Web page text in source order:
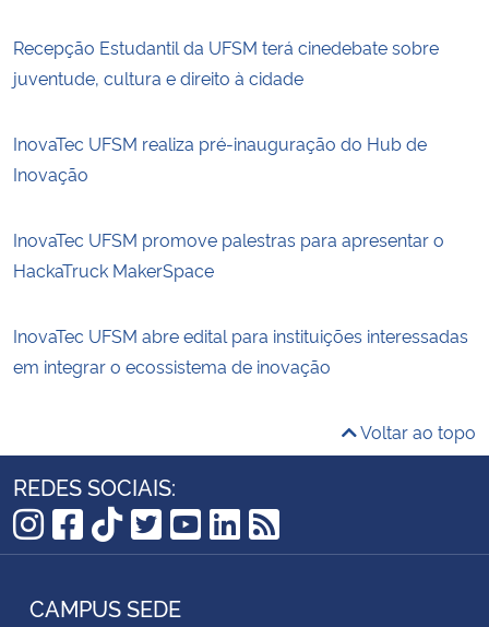
Recepção Estudantil da UFSM terá cinedebate sobre
juventude, cultura e direito à cidade
InovaTec UFSM realiza pré-inauguração do Hub de
Inovação
InovaTec UFSM promove palestras para apresentar o
HackaTruck MakerSpace
InovaTec UFSM abre edital para instituições interessadas
em integrar o ecossistema de inovação
Voltar ao topo
REDES SOCIAIS:
Instagram
Facebook
TikTok
Twitter
YouTube
LinkedIn
RSS
CAMPUS SEDE